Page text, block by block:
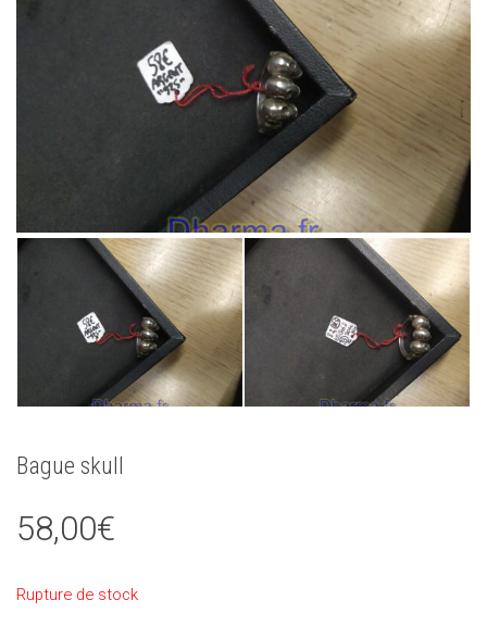
Bague skull
58,00€
Rupture de stock